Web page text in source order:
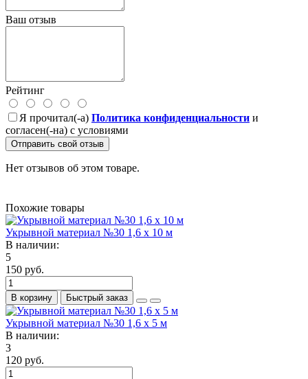
Ваш отзыв
Рейтинг
Я прочитал(-а) Политика конфиденциальности и
согласен(-на) с условиями
Отправить свой отзыв
Нет отзывов об этом товаре.
Похожие товары
Укрывной материал №30 1,6 х 10 м
В наличии:
5
150 руб.
В корзину Быстрый заказ
Укрывной материал №30 1,6 х 5 м
В наличии:
3
120 руб.